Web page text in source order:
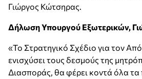
Γιώργος Κώτσηρας.
Δήλωση Υπουργού Εξωτερικών,
«Το Στρατηγικό Σχέδιο για τον
ενισχύσει τους δεσμούς της
Διασποράς, θα φέρει κοντά όλα τα